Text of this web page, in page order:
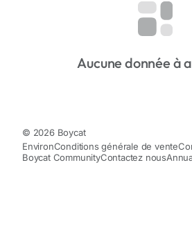
Aucune donnée à
© 2026 Boycat
EnvironConditions générale de vente
Boycat CommunityContactez nous